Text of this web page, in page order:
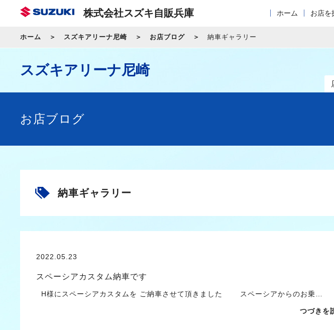
株式会社スズキ自販兵庫 ホーム お店を
ホーム スズキアリーナ尼崎 お店ブログ 納車ギャラリー
スズキアリーナ尼崎
お店ブログ
納車ギャラリー
2022.05.23
スペーシアカスタム納車です
H様にスペーシアカスタムを ご納車させて頂きました スペーシアからのお乗…
つづきを